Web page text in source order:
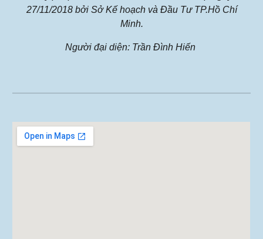
27/11/2018 bởi Sở Kế hoạch và Đầu Tư TP.Hồ Chí
Minh.
Người đại diện: Trần Đình Hiến